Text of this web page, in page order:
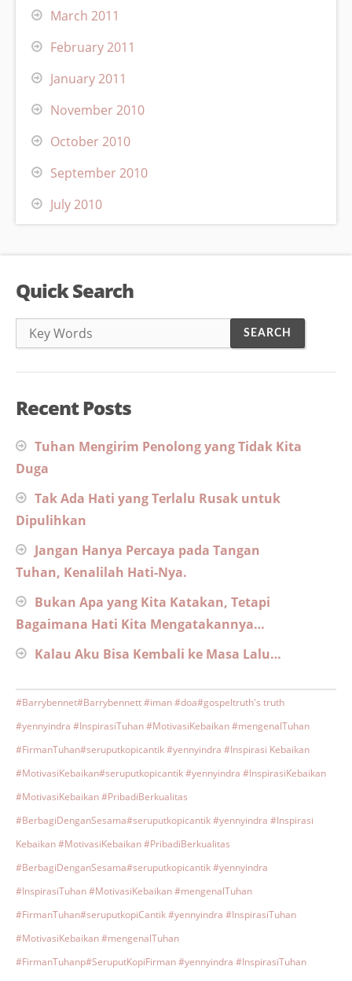
March 2011
February 2011
January 2011
November 2010
October 2010
September 2010
July 2010
Quick Search
Recent Posts
Tuhan Mengirim Penolong yang Tidak Kita
Duga
Tak Ada Hati yang Terlalu Rusak untuk
Dipulihkan
Jangan Hanya Percaya pada Tangan
Tuhan, Kenalilah Hati-Nya.
Bukan Apa yang Kita Katakan, Tetapi
Bagaimana Hati Kita Mengatakannya…
Kalau Aku Bisa Kembali ke Masa Lalu…
#Barrybennet#Barrybennett #iman #doa#gospeltruth's truth
#yennyindra #InspirasiTuhan #MotivasiKebaikan #mengenalTuhan
#FirmanTuhan#seruputkopicantik #yennyindra #Inspirasi Kebaikan
#MotivasiKebaikan#seruputkopicantik #yennyindra #InspirasiKebaikan
#MotivasiKebaikan #PribadiBerkualitas
#BerbagiDenganSesama#seruputkopicantik #yennyindra #Inspirasi
Kebaikan #MotivasiKebaikan #PribadiBerkualitas
#BerbagiDenganSesama#seruputkopicantik #yennyindra
#InspirasiTuhan #MotivasiKebaikan #mengenalTuhan
#FirmanTuhan#seruputkopiCantik #yennyindra #InspirasiTuhan
#MotivasiKebaikan #mengenalTuhan
#FirmanTuhanp#SeruputKopiFirman #yennyindra #InspirasiTuhan